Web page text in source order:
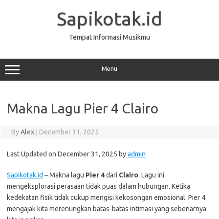
Sapikotak.id
Tempat Informasi Musikmu
Menu
Makna Lagu Pier 4 Clairo
ByAlex December 31, 2025
Last Updated on December 31, 2025 byadmin
Sapikotak.id – Makna lagu Pier 4dari Clairo. Lagu ini
mengeksplorasi perasaan tidak puas dalam hubungan. Ketika
kedekatan fisik tidak cukup mengisi kekosongan emosional. Pier 4
mengajak kita merenungkan batas-batas intimasi yang sebenarnya